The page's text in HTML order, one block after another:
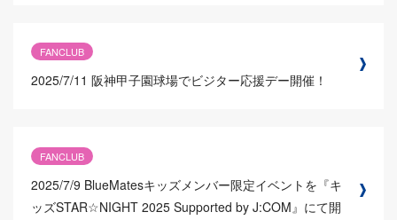
FANCLUB
2025/7/11 阪神甲子園球場でビジター応援デー開催！
FANCLUB
2025/7/9 BlueMatesキッズメンバー限定イベントを『キ
ッズSTAR☆NIGHT 2025 Supported by J:COM』にて開